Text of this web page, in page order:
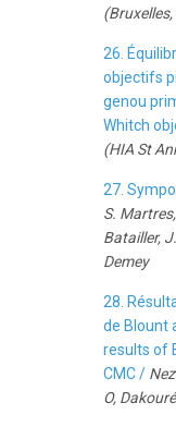
26.
objectifs
genou
Whitch
(HIA St
27.
S.
Batailler,
Demey
28.
de Blount
results of
CMC /
O,